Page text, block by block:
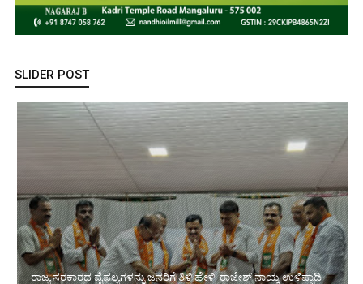
SLIDER POST
ರಾಜ್ಯ ಸರಕಾರದ ವೈಫಲ್ಯಗಳನ್ನು ಜನರಿಗೆ ತಿಳಿ ಹೇಳಿ: ರಾಜೇಶ್ ನಾಯ್ಕ ಉಳಿಪ್ಪಾಡಿ